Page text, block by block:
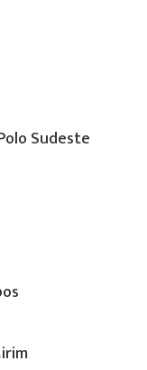
Sudeste